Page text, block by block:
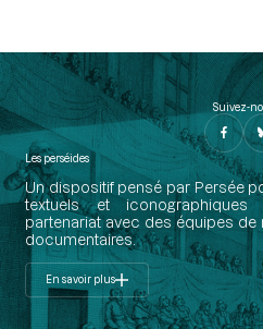
Suivez-
Les perséides
Un dispositif pensé par Persée
textuels et
partenariat avec des équipes
documentaires.
En savoir plus